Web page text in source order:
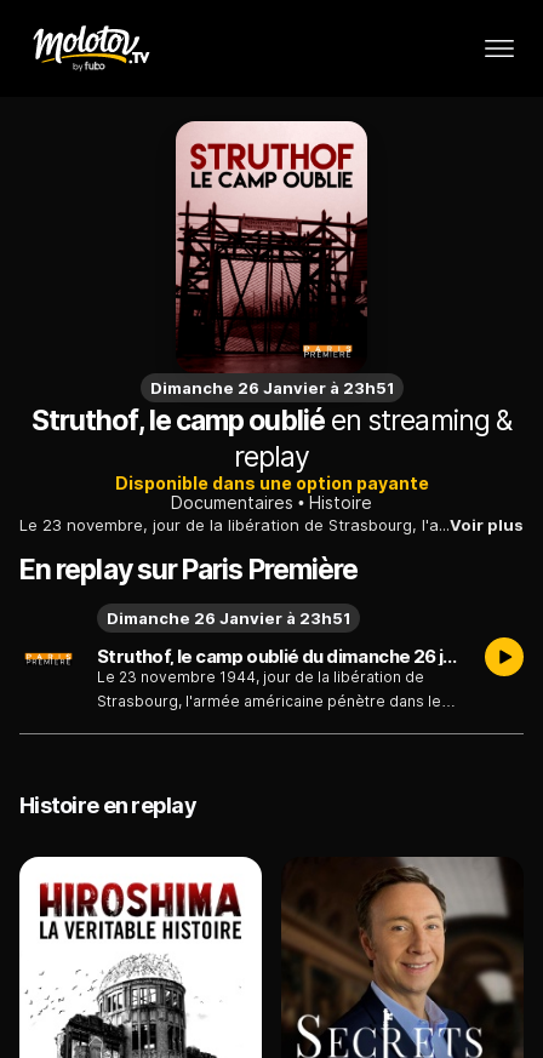
Dimanche 26 Janvier à 23h51
Struthof, le camp oubliéen streaming &
replay
Disponible dans une option payante
Documentaires
Histoire
Le 23 novembre, jour de la libération de Strasbourg, l'armée américaine pénètre dans le camp de Natzweiler-Struthof, l'unique camp de concentration installé en France.Voir plus
En replay sur Paris Première
Struthof, le camp oublié du dimanche 26 janvier
Le 23 novembre 1944, jour de la libération de
Strasbourg, l'armée américaine pénètre dans le
est pourtant l'un des témoins les plus tangibles de
ce qui fut un enfer pour près de 50 000 déportés
Dimanche 26 Janvier à 23h51
Histoire en replay